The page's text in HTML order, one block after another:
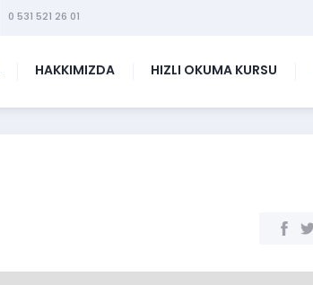
0 531 521 26 01
HAKKIMIZDA HIZLI OKUMA KURSU